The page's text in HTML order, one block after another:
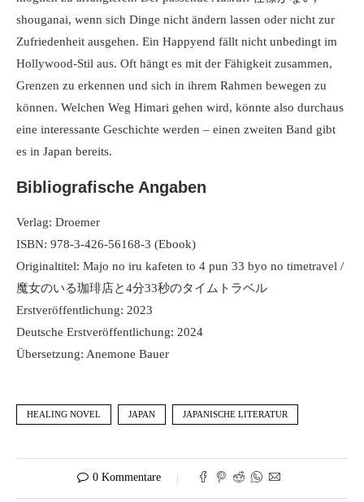
shouganai, wenn sich Dinge nicht ändern lassen oder nicht zur
Zufriedenheit ausgehen. Ein Happyend fällt nicht unbedingt im
Hollywood-Stil aus. Oft hängt es mit der Fähigkeit zusammen,
Grenzen zu erkennen und sich in ihrem Rahmen bewegen zu
können. Welchen Weg Himari gehen wird, könnte also durchaus
eine interessante Geschichte werden – einen zweiten Band gibt
es in Japan bereits.
Bibliografische Angaben
Verlag: Droemer
ISBN: 978-3-426-56168-3 (Ebook)
Originaltitel: Majo no iru kafeten to 4 pun 33 byo no timetravel /
魔女のいる珈琲店と4分33秒のタイムトラベル
Erstveröffentlichung: 2023
Deutsche Erstveröffentlichung: 2024
Übersetzung: Anemone Bauer
HEALING NOVEL JAPAN JAPANISCHE LITERATUR
0 Kommentare